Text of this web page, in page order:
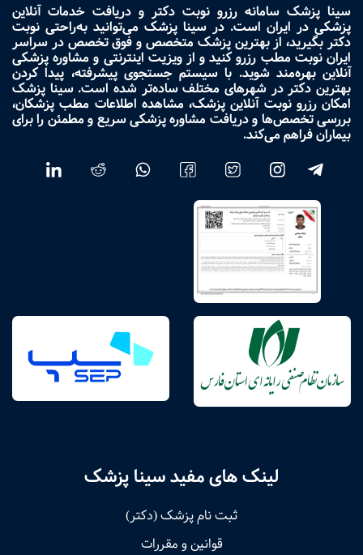
سینا پزشک سامانه رزرو نوبت دکتر و دریافت خدمات آنلاین
پزشکی در ایران است. در سینا پزشک می‌توانید به‌راحتی نوبت
دکتر بگیرید، از بهترین پزشک متخصص و فوق تخصص در سراسر
ایران نوبت مطب رزرو کنید و از ویزیت اینترنتی و مشاوره پزشکی
آنلاین بهره‌مند شوید. با سیستم جستجوی پیشرفته، پیدا کردن
بهترین دکتر در شهرهای مختلف ساده‌تر شده است. سینا پزشک
امکان رزرو نوبت آنلاین پزشک، مشاهده اطلاعات مطب پزشکان،
بررسی تخصص‌ها و دریافت مشاوره پزشکی سریع و مطمئن را برای
بیماران فراهم می‌کند.
لینک های مفید سینا پزشک
ثبت نام پزشک (دکتر)
قوانین و مقررات